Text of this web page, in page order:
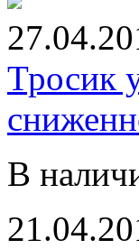
Тросик
В